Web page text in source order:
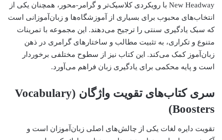
New Headway با رویکردی کلاسیک‌تر و گرامر-محور، همچنان یکی از
انتخاب‌های محبوب برای بسیاری از آموزشگاه‌ها و زبان‌آموزانی است
که سبک یادگیری سنتی را ترجیح می‌دهند. این مجموعه با تمرینات
متنوع و تکراری، به تثبیت مطالب و ساختارهای گرامری در ذهن
زبان‌آموز کمک می‌کند. این کتاب نیز از سطوح مختلفی برخوردار
است و پایه محکمی برای یادگیری زبان فراهم می‌آورد.
سری کتاب‌های تقویت واژگان (Vocabulary
Boosters)
تقویت دایره لغات یکی از چالش‌های اصلی زبان‌آموزان است و